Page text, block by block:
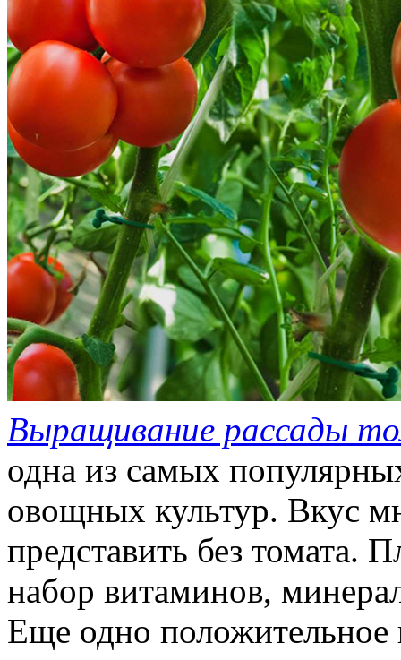
Выращивание рассады
одна из самых
овощных культур. Вкус
представить без томата.
набор витаминов,
Еще одно положительное